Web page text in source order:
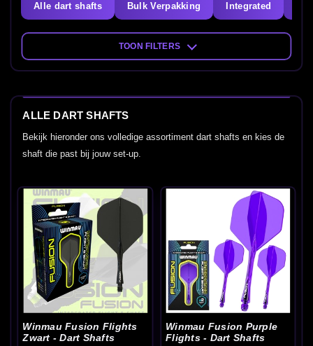
Alle dart shafts Bulk Verpakking Integrated
TOON FILTERS
ALLE DART SHAFTS
Bekijk hieronder ons volledige assortiment dart shafts en kies de
shaft die past bij jouw set-up.
Winmau Fusion Flights
Zwart - Dart Shafts
Winmau Fusion Purple
Flights - Dart Shafts